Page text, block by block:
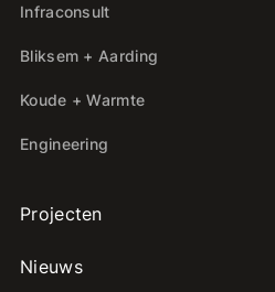
Infraconsult
Bliksem + Aarding
Koude + Warmte
Engineering
Projecten
Nieuws